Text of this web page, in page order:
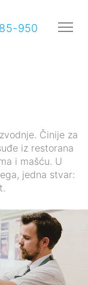
950
Činije za
iz restorana
i mašću. U
jedna stvar: